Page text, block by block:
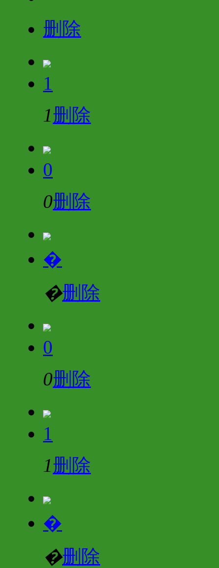
删除
1
1删除
0
0删除
�
�删除
0
0删除
1
1删除
�
�删除